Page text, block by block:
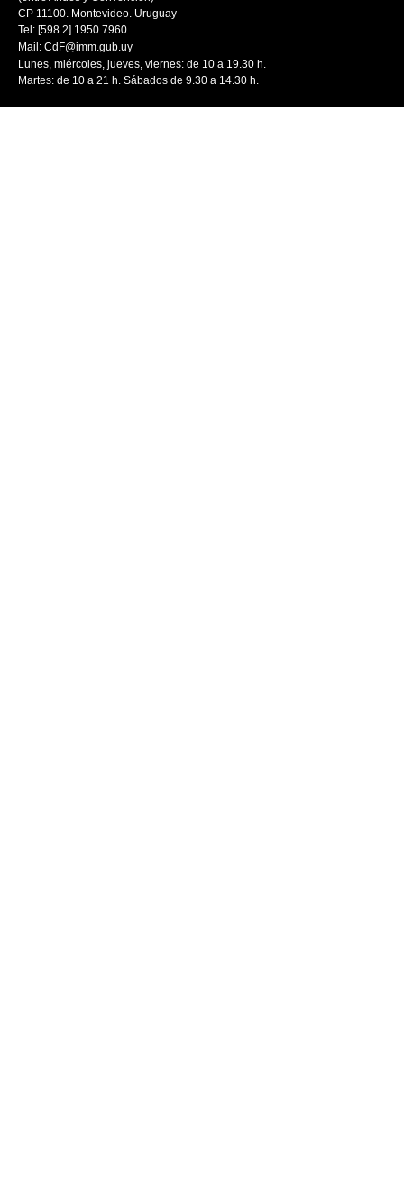
CP 11100. Montevideo. Uruguay
Tel: [598 2] 1950 7960
Mail: CdF@imm.gub.uy
Lunes, miércoles, jueves, viernes: de 10 a 19.30 h.
Martes: de 10 a 21 h. Sábados de 9.30 a 14.30 h.